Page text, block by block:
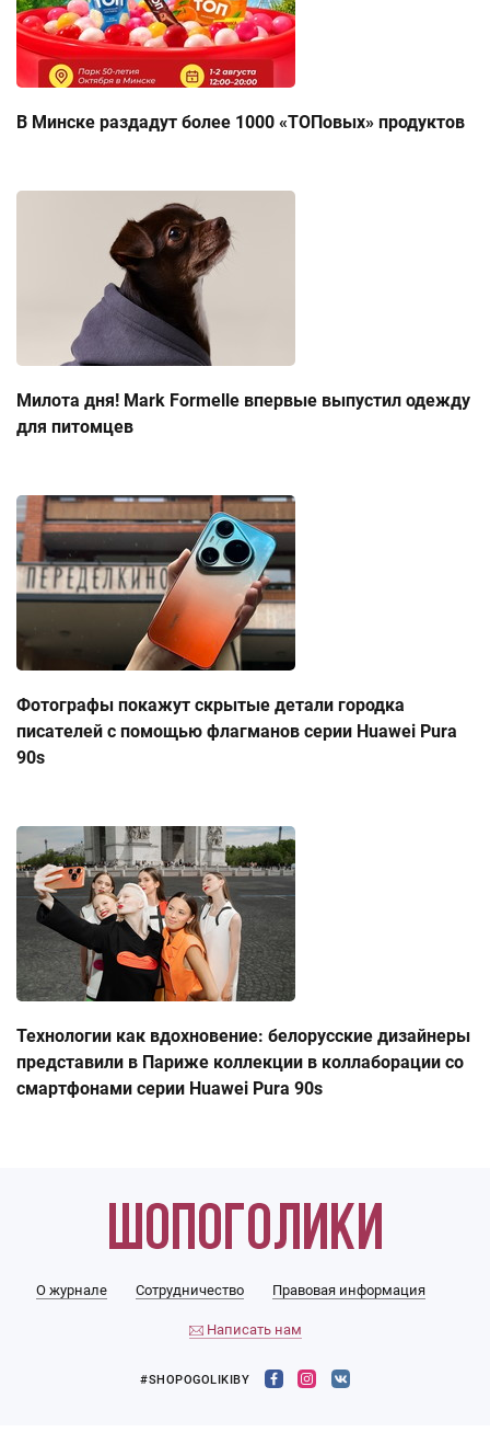
В Минске раздадут более 1000 «ТОПовых» продуктов
Милота дня! Mark Formelle впервые выпустил одежду
для питомцев
Фотографы покажут скрытые детали городка
писателей с помощью флагманов серии Huawei Pura
90s
Технологии как вдохновение: белорусские дизайнеры
представили в Париже коллекции в коллаборации со
смартфонами серии Huawei Pura 90s
О журнале Сотрудничество Правовая информация
Написать нам
#SHOPOGOLIKIBY